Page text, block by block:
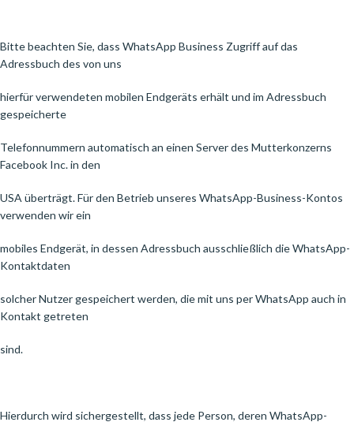
Bitte beachten Sie, dass WhatsApp Business Zugriff auf das
Adressbuch des von uns
hierfür verwendeten mobilen Endgeräts erhält und im Adressbuch
gespeicherte
Telefonnummern automatisch an einen Server des Mutterkonzerns
Facebook Inc. in den
USA überträgt. Für den Betrieb unseres WhatsApp-Business-Kontos
verwenden wir ein
mobiles Endgerät, in dessen Adressbuch ausschließlich die WhatsApp-
Kontaktdaten
solcher Nutzer gespeichert werden, die mit uns per WhatsApp auch in
Kontakt getreten
sind.
Hierdurch wird sichergestellt, dass jede Person, deren WhatsApp-